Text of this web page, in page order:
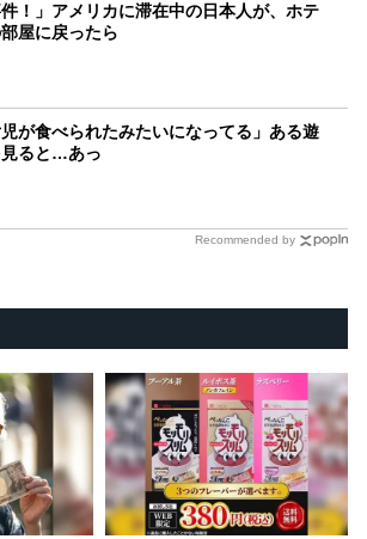
件！」アメリカに滞在中の日本人が、ホテ
屋に戻ったら
児が食べられたみたいになってる」ある遊
ると…あっ
Recommended by